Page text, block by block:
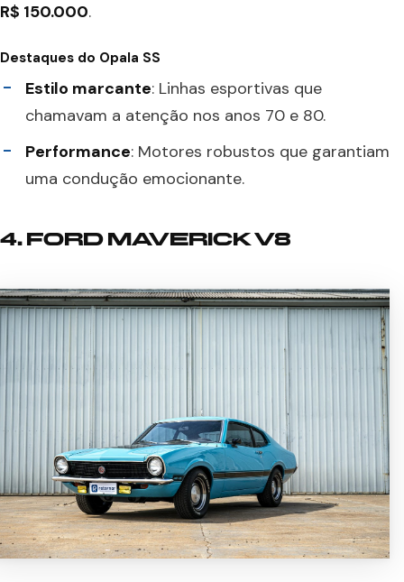
R$ 150.000.
Destaques do Opala SS
Estilo marcante: Linhas esportivas que
chamavam a atenção nos anos 70 e 80.
Performance: Motores robustos que garantiam
uma condução emocionante.
4. FORD MAVERICK V8